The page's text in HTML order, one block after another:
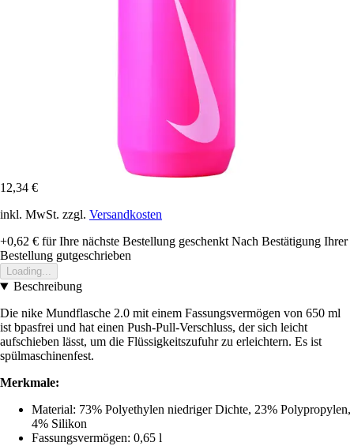
12,34 €
inkl. MwSt. zzgl. Versandkosten
+0,62 € für Ihre nächste Bestellung geschenkt Nach Bestätigung Ihrer
Bestellung gutgeschrieben
Loading...
Beschreibung
Die nike Mundflasche 2.0 mit einem Fassungsvermögen von 650 ml
ist bpasfrei und hat einen Push-Pull-Verschluss, der sich leicht
aufschieben lässt, um die Flüssigkeitszufuhr zu erleichtern. Es ist
spülmaschinenfest.
Merkmale:
Material: 73% Polyethylen niedriger Dichte, 23% Polypropylen,
4% Silikon
Fassungsvermögen: 0,65 l